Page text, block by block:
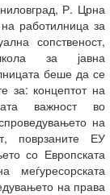
Р. Црна
работилница за
сопственост,
за јавна
беше да се
за: концептот на
важност во
на
поврзаните ЕУ
со Европската
меѓуресорската
на права